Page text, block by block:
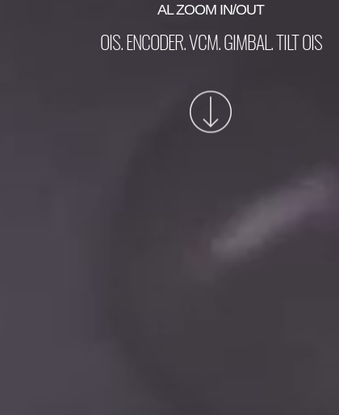
AL ZOOM IN/OUT
OIS. ENCODER. VCM. GIMBAL. TILT OIS